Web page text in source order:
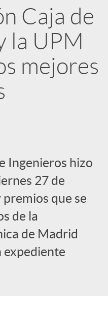
Caja de
la UPM
mejores
Ingenieros hizo
27 de
premios que se
de la
de Madrid
expediente